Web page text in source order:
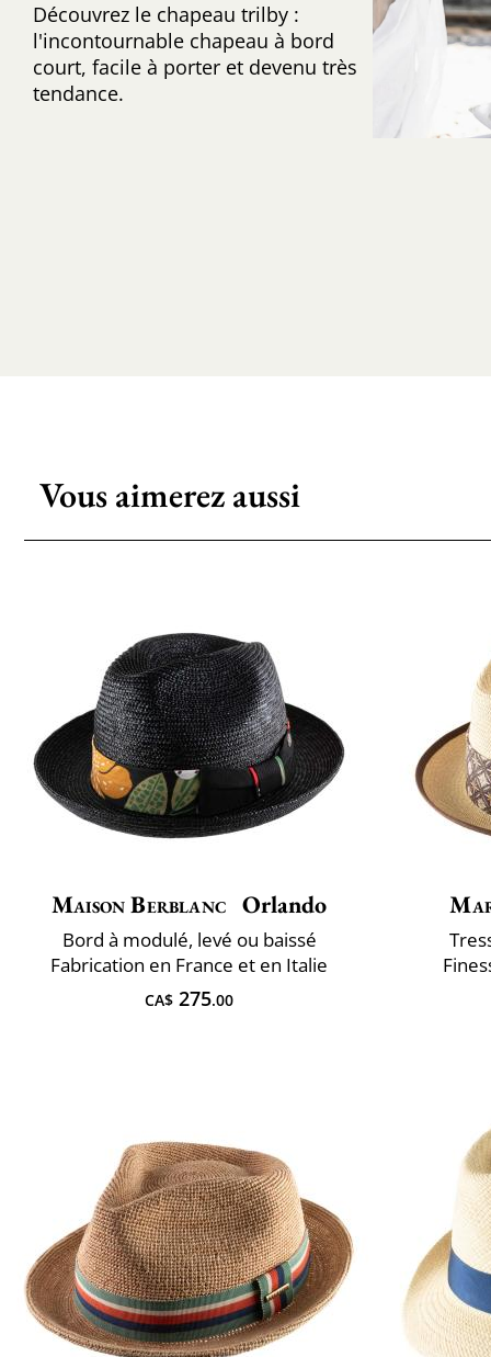
Découvrez le chapeau trilby :
l'incontournable chapeau à bord
court, facile à porter et devenu très
tendance.
Vous aimerez aussi
Maison Berblanc Orlando
Bord à modulé, levé ou baissé
Fabrication en France et en Italie
CA$ 275.00